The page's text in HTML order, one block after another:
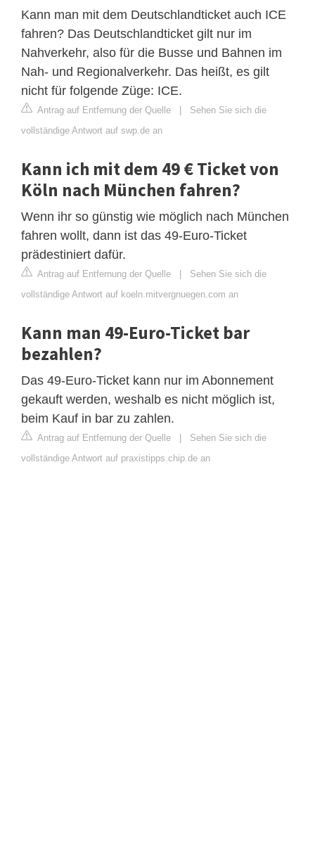
Kann man mit dem Deutschlandticket auch ICE
fahren? Das Deutschlandticket gilt nur im
Nahverkehr, also für die Busse und Bahnen im
Nah- und Regionalverkehr. Das heißt, es gilt
nicht für folgende Züge: ICE.
Antrag auf Entfernung der Quelle | Sehen Sie sich die
vollständige Antwort auf swp.de an
Kann ich mit dem 49 € Ticket von
Köln nach München fahren?
Wenn ihr so günstig wie möglich nach München
fahren wollt, dann ist das 49-Euro-Ticket
prädestiniert dafür.
Antrag auf Entfernung der Quelle | Sehen Sie sich die
vollständige Antwort auf koeln.mitvergnuegen.com an
Kann man 49-Euro-Ticket bar
bezahlen?
Das 49-Euro-Ticket kann nur im Abonnement
gekauft werden, weshalb es nicht möglich ist,
beim Kauf in bar zu zahlen.
Antrag auf Entfernung der Quelle | Sehen Sie sich die
vollständige Antwort auf praxistipps.chip.de an